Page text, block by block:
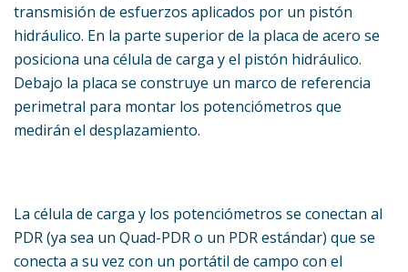
transmisión de esfuerzos aplicados por un pistón
hidráulico. En la parte superior de la placa de acero se
posiciona una célula de carga y el pistón hidráulico.
Debajo la placa se construye un marco de referencia
perimetral para montar los potenciómetros que
medirán el desplazamiento.
La célula de carga y los potenciómetros se conectan al
PDR (ya sea un Quad-PDR o un PDR estándar) que se
conecta a su vez con un portátil de campo con el